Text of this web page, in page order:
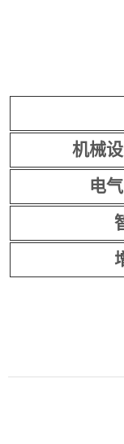
机械
电